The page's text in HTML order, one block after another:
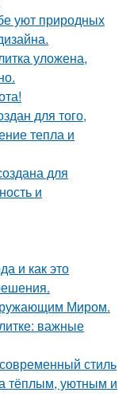
уют природных
уложена,
для того,
тепла и
для
и
и как это
Миром.
важные
стиль
тёплым, уютным и